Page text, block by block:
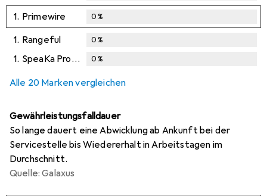
1. Primewire 0%
1. Rangeful 0%
1. SpeaKa Professional 0%
Alle 20 Marken vergleichen
Gewährleistungsfalldauer
So lange dauert eine Abwicklung ab Ankunft bei der
Servicestelle bis Wiedererhalt in Arbeitstagen im
Durchschnitt.
Quelle: Galaxus